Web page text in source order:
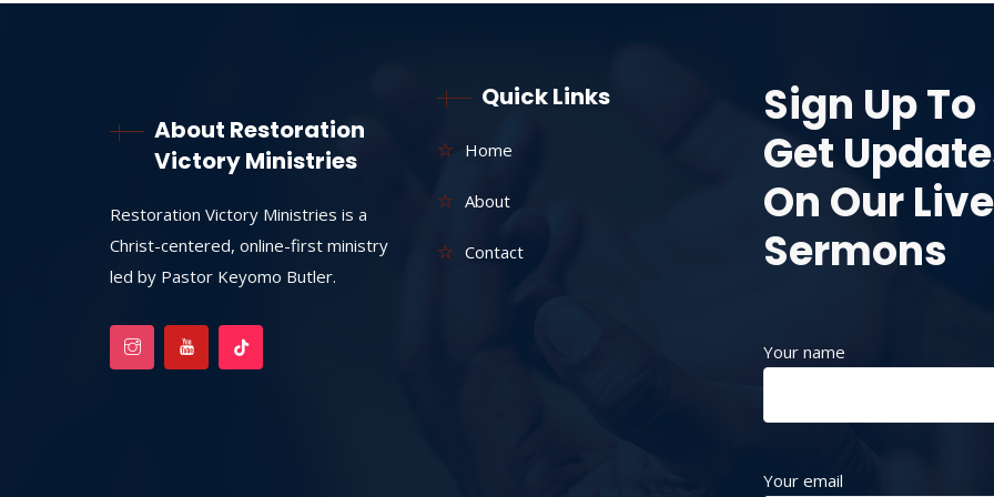
About Restoration
Victory Ministries
Restoration Victory Ministries is a
Christ-centered, online-first ministry
led by Pastor Keyomo Butler.
Quick Links
Home
About
Contact
Sign Up To
Get
On Our Live
Sermons
Your name
Your email